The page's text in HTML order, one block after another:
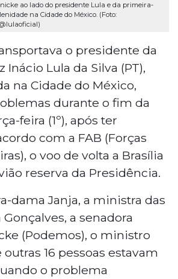
ao lado do presidente Lula e da primeira-
na Cidade do México. (Foto:
o presidente da
Inácio Lula da Silva (PT),
na Cidade do México,
durante o fim da
feira (1º), após ter
com a FAB (Forças
o voo de volta a Brasília
reserva da Presidência.
dama Janja, a ministra das
a senadora
(Podemos), o ministro
16 pessoas estavam
o problema